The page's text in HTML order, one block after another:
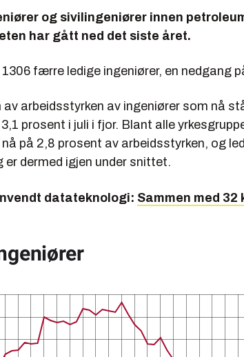
og sivilingeniører innen
har gått ned det siste året.
færre ledige ingeniører, en nedgang
av arbeidsstyrken av ingeniører som nå
prosent i juli i fjor. Blant alle
på 2,8 prosent av arbeidsstyrken, og
dermed igjen under snittet.
datateknologi: Sammen med 32